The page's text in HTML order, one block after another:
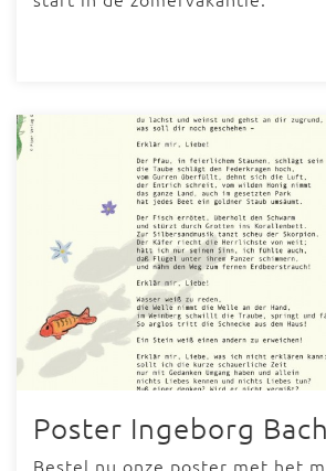
Poster Ingeborg
Bestel nu onze poster met het